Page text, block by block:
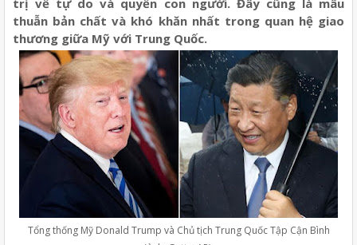
trị về tự do và quyền con người. Đây cũng là mâu
thuẫn bản chất và khó khăn nhất trong quan hệ giao
thương giữa Mỹ với Trung Quốc.
Tổng thống Mỹ Donald Trump và Chủ tịch Trung Quốc Tập Cận Bình